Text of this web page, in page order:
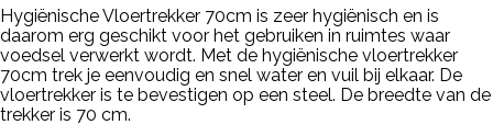
Hygiënische Vloertrekker 70cm is zeer hygiënisch en is
daarom erg geschikt voor het gebruiken in ruimtes waar
voedsel verwerkt wordt. Met de hygiënische vloertrekker
70cm trek je eenvoudig en snel water en vuil bij elkaar. De
vloertrekker is te bevestigen op een steel. De breedte van de
trekker is 70 cm.